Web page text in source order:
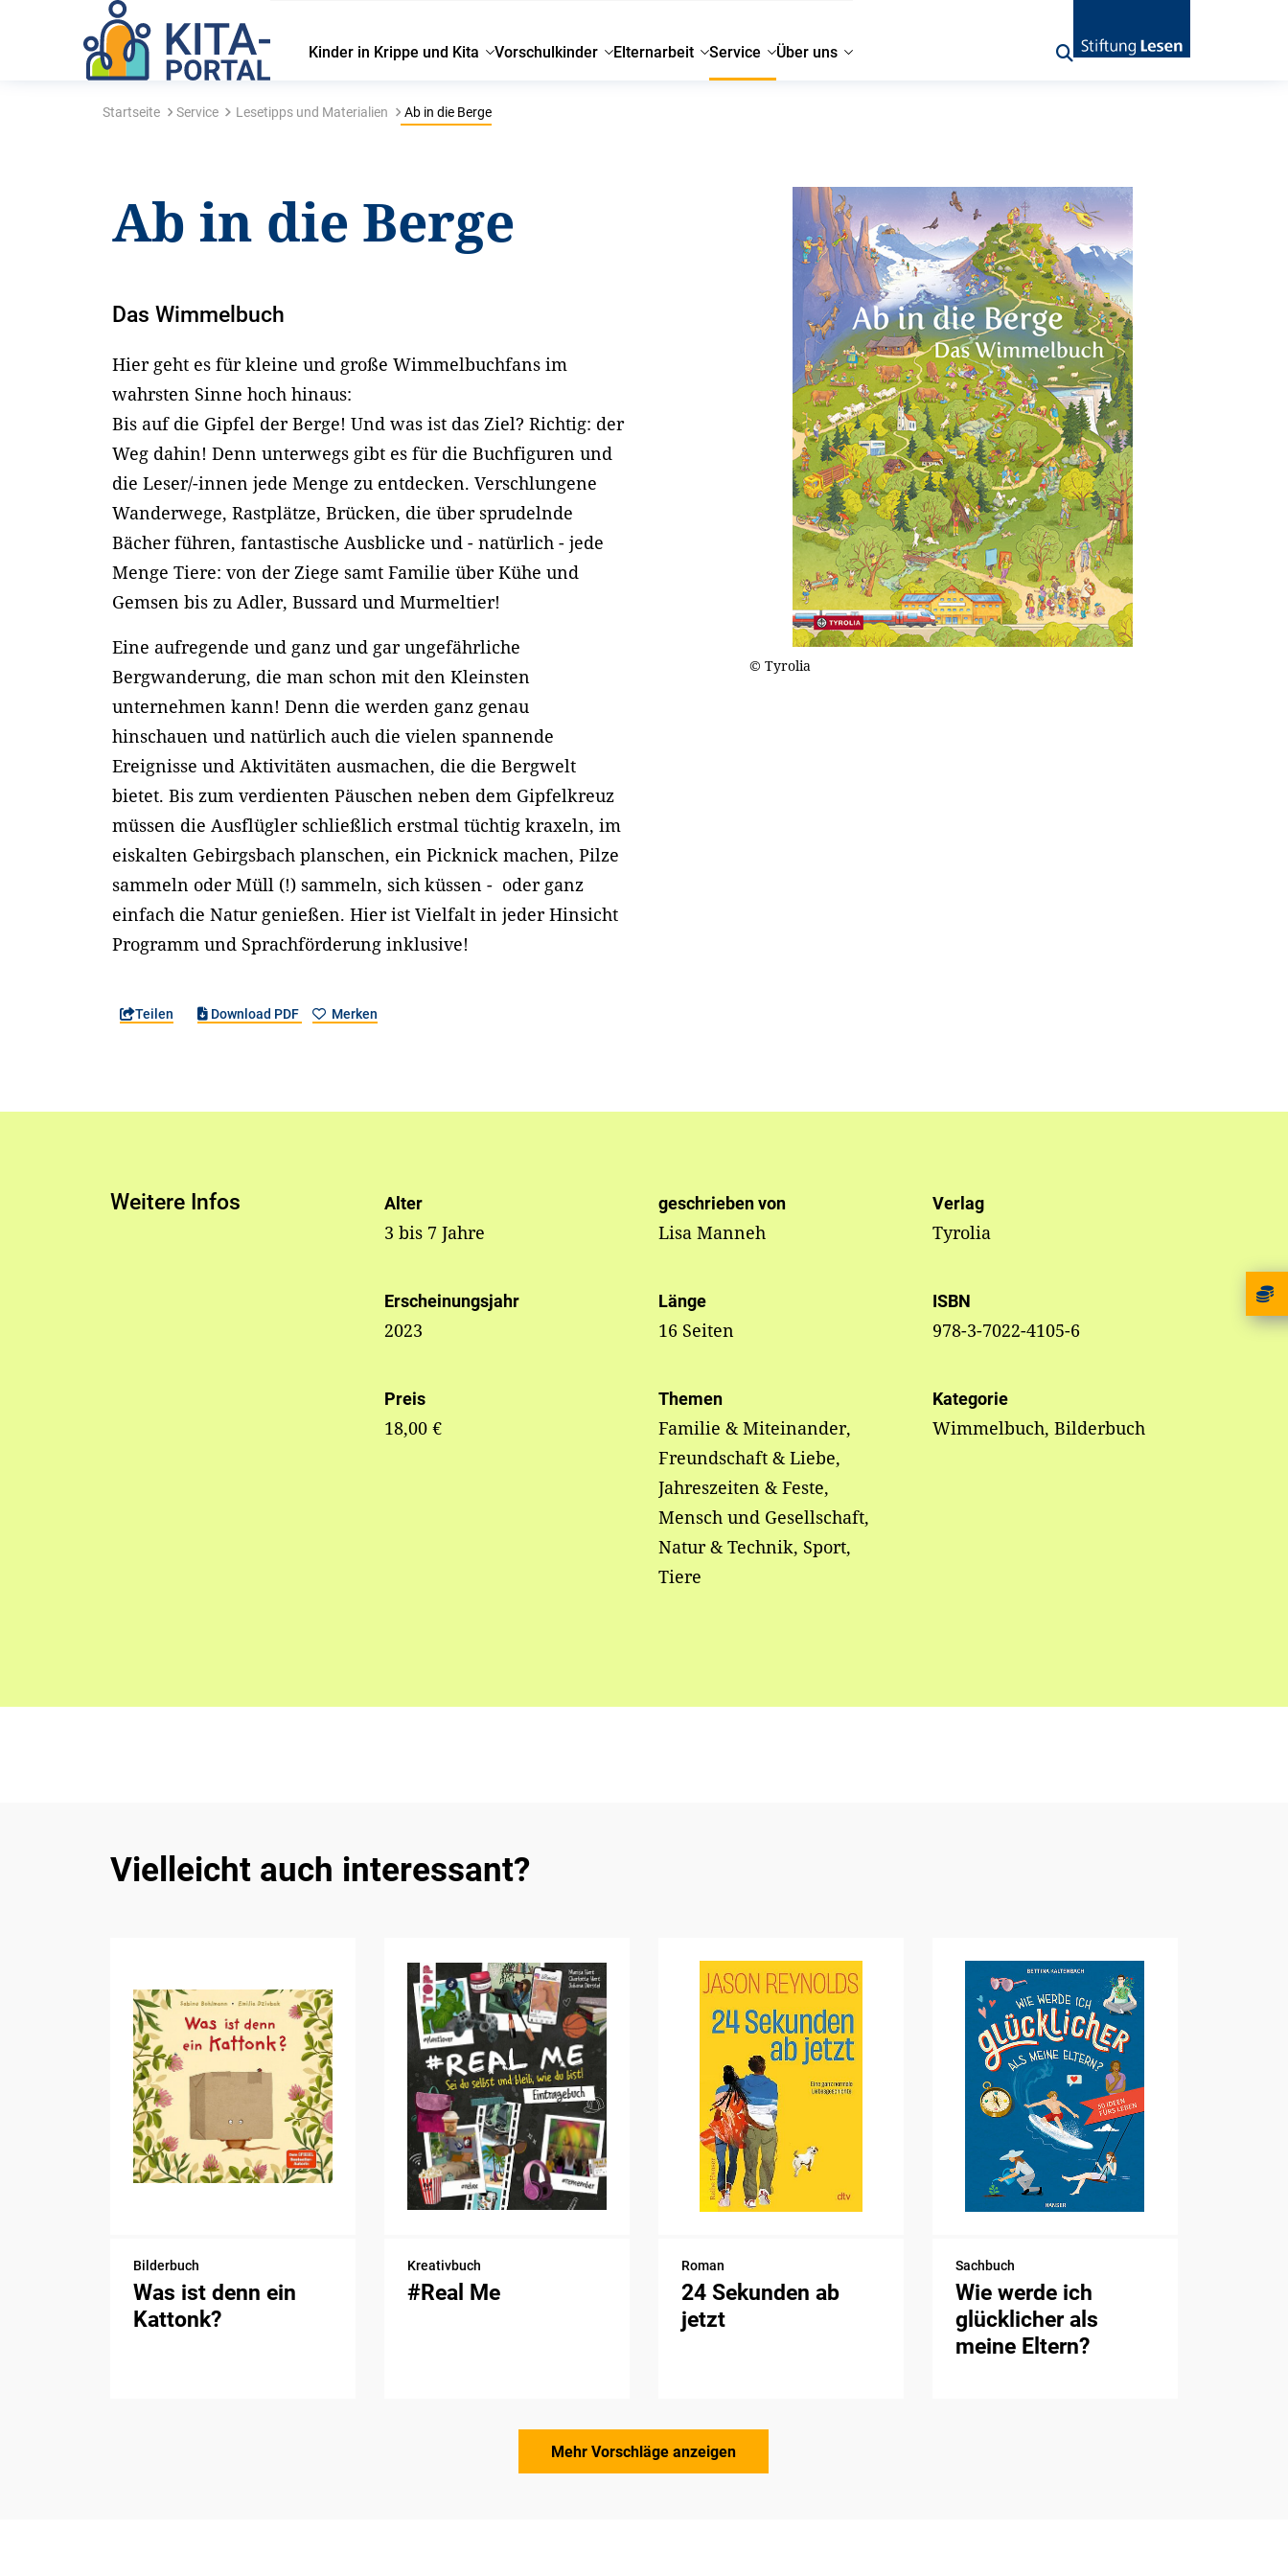
Kinder in Krippe und Kita Vorschulkinder Elternarbeit Service Über uns
Startseite Service Lesetipps und Materialien Ab in die Berge
Ab in die Berge
Das Wimmelbuch
Hier geht es für kleine und große Wimmelbuchfans im
wahrsten Sinne hoch hinaus:
Bis auf die Gipfel der Berge! Und was ist das Ziel? Richtig: der
Weg dahin! Denn unterwegs gibt es für die Buchfiguren und
die Leser/-innen jede Menge zu entdecken. Verschlungene
Wanderwege, Rastplätze, Brücken, die über sprudelnde
Bächer führen, fantastische Ausblicke und - natürlich - jede
Menge Tiere: von der Ziege samt Familie über Kühe und
Gemsen bis zu Adler, Bussard und Murmeltier!
Eine aufregende und ganz und gar ungefährliche
Bergwanderung, die man schon mit den Kleinsten
unternehmen kann! Denn die werden ganz genau
hinschauen und natürlich auch die vielen spannende
Ereignisse und Aktivitäten ausmachen, die die Bergwelt
bietet. Bis zum verdienten Päuschen neben dem Gipfelkreuz
müssen die Ausflügler schließlich erstmal tüchtig kraxeln, im
eiskalten Gebirgsbach planschen, ein Picknick machen, Pilze
sammeln oder Müll (!) sammeln, sich küssen - oder ganz
einfach die Natur genießen. Hier ist Vielfalt in jeder Hinsicht
Programm und Sprachförderung inklusive!
Teilen Download PDF Merken
© Tyrolia
Weitere Infos Alter
3 bis 7 Jahre
geschrieben von
Lisa Manneh
Verlag
Tyrolia
Erscheinungsjahr
2023
Länge
16 Seiten
ISBN
978-3-7022-4105-6
Preis
18,00 €
Themen
Familie & Miteinander,
Freundschaft & Liebe,
Jahreszeiten & Feste,
Mensch und Gesellschaft,
Natur & Technik, Sport,
Tiere
Kategorie
Wimmelbuch, Bilderbuch
Vielleicht auch interessant?
Bilderbuch
Was ist denn ein
Kattonk?
Kreativbuch
#Real Me
Roman
24 Sekunden ab
jetzt
Sachbuch
Wie werde ich
glücklicher als
meine Eltern?
Mehr Vorschläge anzeigen